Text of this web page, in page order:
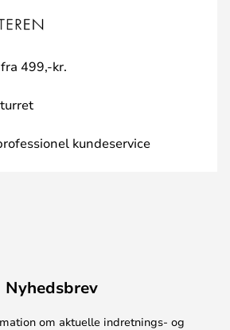
499,-kr.
kundeservice
Nyhedsbrev
om aktuelle indretnings- og